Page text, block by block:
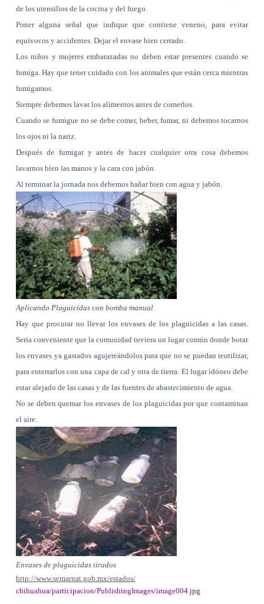
de los utensilios de la cocina y del fuego.
Poner alguna señal que indique que contiene veneno, para evitar
equívocos y accidentes. Dejar el envase bien cerrado.
Los niños y mujeres embarazadas no deben estar presentes cuando se
fumiga. Hay que tener cuidado con los animales que están cerca mientras
fumigamos.
Siempre debemos lavar los alimentos antes de comerlos.
Cuando se fumigue no se debe comer, beber, fumar, ni debemos tocarnos
los ojos ni la nariz.
Después de fumigar y antes de hacer cualquier otra cosa debemos
lavarnos bien las manos y la cara con jabón.
Al terminar la jornada nos debemos bañar bien con agua y jabón.
Aplicando Plaguicidas con bomba manual
Hay que procurar no llevar los envases de los plaguicidas a las casas.
Sería conveniente que la comunidad tuviera un lugar común donde botar
los envases ya gastados agujereándolos para que no se puedan reutilizar,
para enterrarlos con una capa de cal y otra de tierra. El lugar idóneo debe
estar alejado de las casas y de las fuentes de abastecimiento de agua.
No se deben quemar los envases de los plaguicidas por que contaminan
el aire.
Envases de plaguicidas tirados
http://www.semarnat.gob.mx/estados/
chihuahua/participacion/PublishingImages/image004.jpg